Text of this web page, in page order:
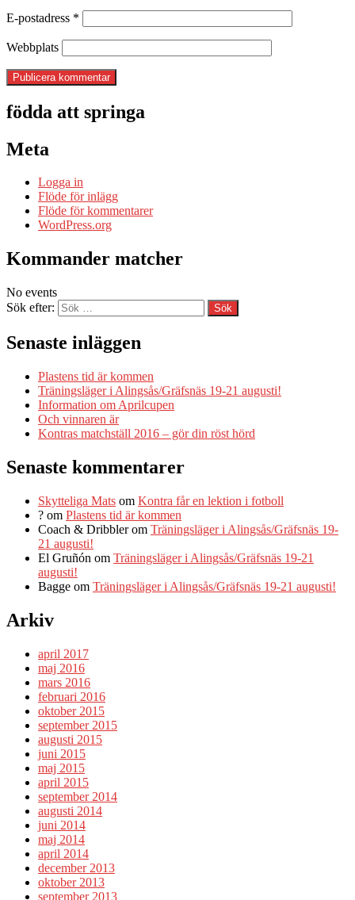
E-postadress *
Webbplats
födda att springa
Meta
Logga in
Flöde för inlägg
Flöde för kommentarer
WordPress.org
Kommander matcher
No events
Sök efter:
Senaste inläggen
Plastens tid är kommen
Träningsläger i Alingsås/Gräfsnäs 19-21 augusti!
Information om Aprilcupen
Och vinnaren är
Kontras matchställ 2016 – gör din röst hörd
Senaste kommentarer
Skytteliga Mats om Kontra får en lektion i fotboll
? om Plastens tid är kommen
Coach & Dribblerom Träningsläger i Alingsås/Gräfsnäs 19-
21 augusti!
El Gruñón om Träningsläger i Alingsås/Gräfsnäs 19-21
augusti!
Bagge om Träningsläger i Alingsås/Gräfsnäs 19-21 augusti!
Arkiv
april 2017
maj 2016
mars 2016
februari 2016
oktober 2015
september 2015
augusti 2015
juni 2015
maj 2015
april 2015
september 2014
augusti 2014
juni 2014
maj 2014
april 2014
december 2013
oktober 2013
september 2013